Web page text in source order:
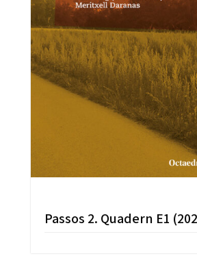
Passos 2. Quadern E1